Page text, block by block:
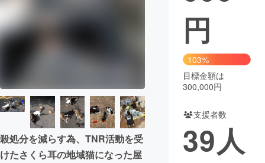
CAMPFIRE Creation
CAMPFIREふるさと納税machi-ya コミュニティ
殺処分を減らす為、TNR活動を受
けたさくら耳の地域猫になった屋
円
103%
目標金額は
300,000円
支援者数
39人